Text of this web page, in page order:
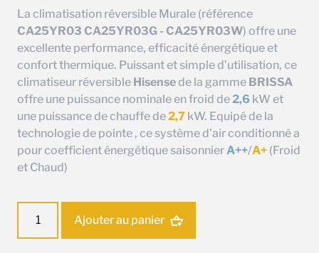
La climatisation réversible Murale (référence
CA25YR03 CA25YR03G - CA25YR03W) offre une
excellente performance, efficacité énergétique et
confort thermique. Puissant et simple d’utilisation, ce
climatiseur réversible Hisensede la gamme BRISSA
offre une puissance nominale en froid de2,6 kW et
une puissance de chauffe de2,7 kW. Equipé de la
technologie de pointe , ce système d’air conditionné a
pour coefficient énergétique saisonnierA++/A+ (Froid
et Chaud)
Ensemble
Ajouter au panier